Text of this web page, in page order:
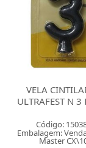
VELA
ULTRAFEST N 3
Código:
Embalagem:
Master